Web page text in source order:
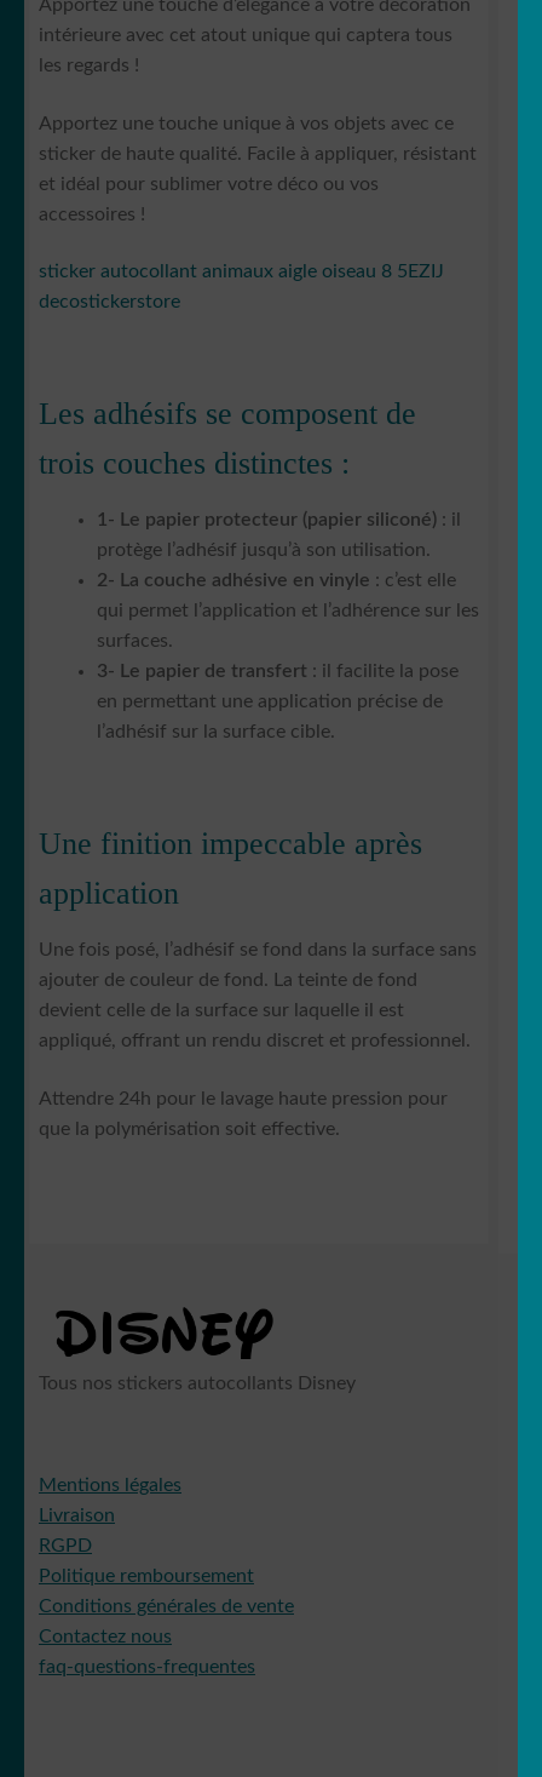
Apportez une touche d’élégance à votre décoration
intérieure avec cet atout unique qui captera tous
les regards !
Apportez une touche unique à vos objets avec ce
sticker de haute qualité. Facile à appliquer, résistant
et idéal pour sublimer votre déco ou vos
accessoires !
sticker autocollant animaux aigle oiseau 8 5EZIJ
decostickerstore
Les adhésifs se composent de
trois couches distinctes :
1- Le papier protecteur (papier siliconé) : il
protège l’adhésif jusqu’à son utilisation.
2- La couche adhésive en vinyle : c’est elle
qui permet l’application et l’adhérence sur les
surfaces.
3- Le papier de transfert : il facilite la pose
en permettant une application précise de
l’adhésif sur la surface cible.
Une finition impeccable après
application
Une fois posé, l’adhésif se fond dans la surface sans
ajouter de couleur de fond. La teinte de fond
devient celle de la surface sur laquelle il est
appliqué, offrant un rendu discret et professionnel.
Attendre 24h pour le lavage haute pression pour
que la polymérisation soit effective.
Tous nos stickers autocollants Disney
Mentions légales
Livraison
RGPD
Politique remboursement
Conditions générales de vente
Contactez nous
faq-questions-frequentes